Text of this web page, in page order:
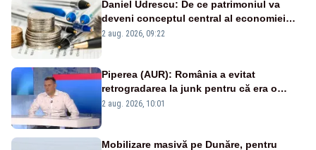
Daniel Udrescu: De ce patrimoniul va
deveni conceptul central al economiei
viitoare?
2 aug. 2026, 09:22
Piperea (AUR): România a evitat
retrogradarea la junk pentru că era o
catastrofă pentru bănci și fondurile de
2 aug. 2026, 10:01
Mobilizare masivă pe Dunăre, pentru